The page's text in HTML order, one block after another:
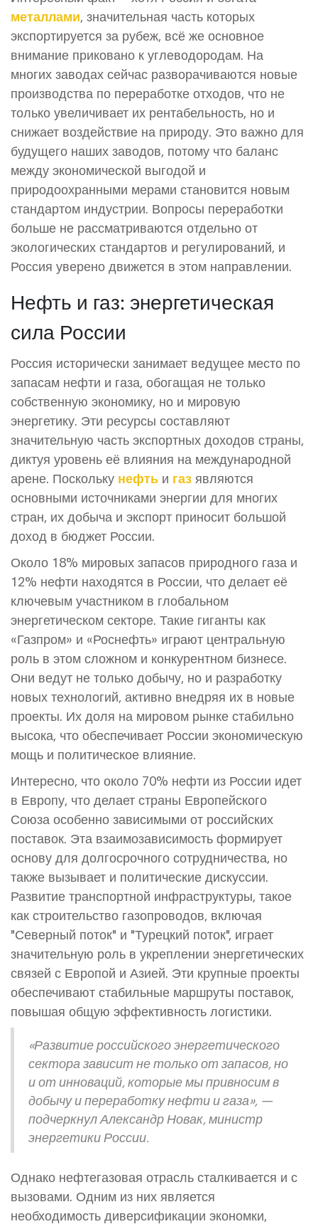
металлами, значительная часть которых
экспортируется за рубеж, всё же основное
внимание приковано к углеводородам. На
многих заводах сейчас разворачиваются новые
производства по переработке отходов, что не
только увеличивает их рентабельность, но и
снижает воздействие на природу. Это важно для
будущего наших заводов, потому что баланс
между экономической выгодой и
природоохранными мерами становится новым
стандартом индустрии. Вопросы переработки
больше не рассматриваются отдельно от
экологических стандартов и регулирований, и
Россия уверено движется в этом направлении.
Нефть и газ: энергетическая
сила России
Россия исторически занимает ведущее место по
запасам нефти и газа, обогащая не только
собственную экономику, но и мировую
энергетику. Эти ресурсы составляют
значительную часть экспортных доходов страны,
диктуя уровень её влияния на международной
арене. Поскольку нефть и газ являются
основными источниками энергии для многих
стран, их добыча и экспорт приносит большой
доход в бюджет России.
Около 18% мировых запасов природного газа и
12% нефти находятся в России, что делает её
ключевым участником в глобальном
энергетическом секторе. Такие гиганты как
«Газпром» и «Роснефть» играют центральную
роль в этом сложном и конкурентном бизнесе.
Они ведут не только добычу, но и разработку
новых технологий, активно внедряя их в новые
проекты. Их доля на мировом рынке стабильно
высока, что обеспечивает России экономическую
мощь и политическое влияние.
Интересно, что около 70% нефти из России идет
в Европу, что делает страны Европейского
Союза особенно зависимыми от российских
поставок. Эта взаимозависимость формирует
основу для долгосрочного сотрудничества, но
также вызывает и политические дискуссии.
Развитие транспортной инфраструктуры, такое
как строительство газопроводов, включая
"Северный поток" и "Турецкий поток", играет
значительную роль в укреплении энергетических
связей с Европой и Азией. Эти крупные проекты
обеспечивают стабильные маршруты поставок,
повышая общую эффективность логистики.
«Развитие российского энергетического
сектора зависит не только от запасов, но
и от инноваций, которые мы привносим в
добычу и переработку нефти и газа», —
подчеркнул Александр Новак, министр
энергетики России.
Однако нефтегазовая отрасль сталкивается и с
вызовами. Одним из них является
необходимость диверсификации экономки,